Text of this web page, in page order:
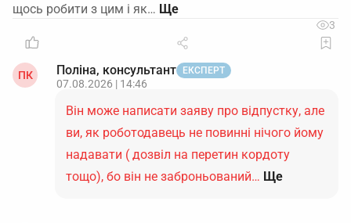
щось робити з цим і як…
3
ПК Поліна, консультант ЕКСПЕРТ
07.08.2026 | 14:46
Він може написати заяву про відпустку, але
ви, як роботодавець не повинні нічого йому
надавати ( дозвіл на перетин кордоту
тощо), бо він не заброньований… Ще